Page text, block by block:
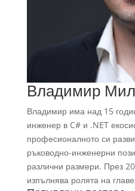
Владимир
Владимир има над 15
инженер в C# и .NET
професионалното си
ръководно-инженерни
различни размери. През
изпълнява ролята на